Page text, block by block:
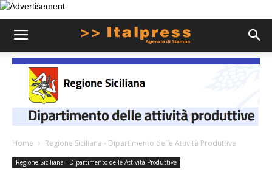
Home Regione Siciliana - Dipartimento delle Attività Produttive
Regione Siciliana - Dipartimento delle Attività Produttive